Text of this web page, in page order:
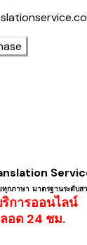
ทุกภาษา ​มาตรฐานระดับส
การออนไลน์
อด 24 ชม.